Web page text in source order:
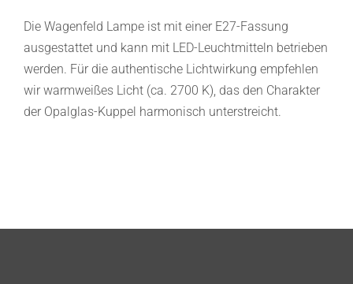
Marken
Showroom
Die Wagenfeld Lampe ist mit einer E27-Fassung
ausgestattet und kann mit LED-Leuchtmitteln betrieben
werden. Für die authentische Lichtwirkung empfehlen
wir warmweißes Licht (ca. 2700 K), das den Charakter
der Opalglas-Kuppel harmonisch unterstreicht.